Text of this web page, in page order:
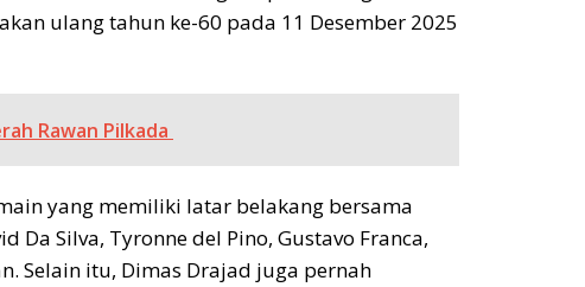
ulang tahun ke-60 pada 11 Desember 2025
Rawan Pilkada
yang memiliki latar belakang bersama
Da Silva, Tyronne del Pino, Gustavo Franca,
Selain itu, Dimas Drajad juga pernah